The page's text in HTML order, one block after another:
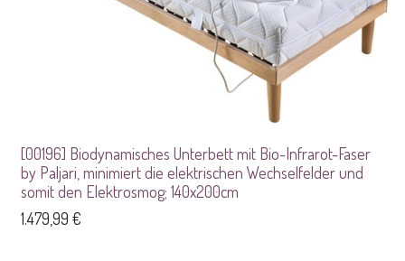
[00196] Biodynamisches Unterbett mit Bio-Infrarot-Faser
by Paljari, minimiert die elektrischen Wechselfelder und
somit den Elektrosmog; 140x200cm
1.479,99 €